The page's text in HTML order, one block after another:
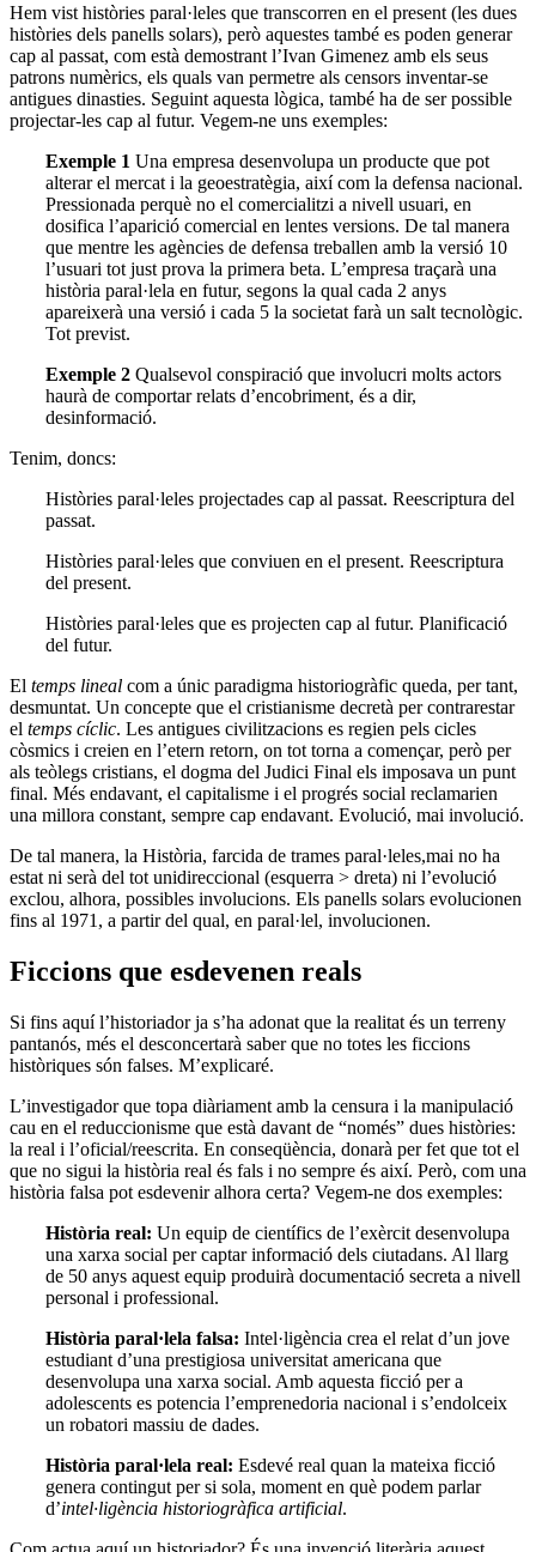
Hem vist històries paral·leles que transcorren en el present (les dues
històries dels panells solars), però aquestes també es poden generar
cap al passat, com està demostrant l’Ivan Gimenez amb els seus
patrons numèrics, els quals van permetre als censors inventar-se
antigues dinasties. Seguint aquesta lògica, també ha de ser possible
projectar-les cap al futur. Vegem-ne uns exemples:
Exemple 1 Una empresa desenvolupa un producte que pot
alterar el mercat i la geoestratègia, així com la defensa nacional.
Pressionada perquè no el comercialitzi a nivell usuari, en
dosifica l’aparició comercial en lentes versions. De tal manera
que mentre les agències de defensa treballen amb la versió 10
l’usuari tot just prova la primera beta. L’empresa traçarà una
història paral·lela en futur, segons la qual cada 2 anys
apareixerà una versió i cada 5 la societat farà un salt tecnològic.
Tot previst.
Exemple 2 Qualsevol conspiració que involucri molts actors
haurà de comportar relats d’encobriment, és a dir,
desinformació.
Tenim, doncs:
Històries paral·leles projectades cap al passat. Reescriptura del
passat.
Històries paral·leles que conviuen en el present. Reescriptura
del present.
Històries paral·leles que es projecten cap al futur. Planificació
del futur.
El temps lineal com a únic paradigma historiogràfic queda, per tant,
desmuntat. Un concepte que el cristianisme decretà per contrarestar
el temps cíclic. Les antigues civilitzacions es regien pels cicles
còsmics i creien en l’etern retorn, on tot torna a començar, però per
als teòlegs cristians, el dogma del Judici Final els imposava un punt
final. Més endavant, el capitalisme i el progrés social reclamarien
una millora constant, sempre cap endavant. Evolució, mai involució.
De tal manera, la Història, farcida de trames paral·leles,mai no ha
estat ni serà del tot unidireccional (esquerra > dreta) ni l’evolució
exclou, alhora, possibles involucions. Els panells solars evolucionen
fins al 1971, a partir del qual, en paral·lel, involucionen.
Ficcions que esdevenen reals
Si fins aquí l’historiador ja s’ha adonat que la realitat és un terreny
pantanós, més el desconcertarà saber que no totes les ficcions
històriques són falses. M’explicaré.
L’investigador que topa diàriament amb la censura i la manipulació
cau en el reduccionisme que està davant de “només” dues històries:
la real i l’oficial/reescrita. En conseqüència, donarà per fet que tot el
que no sigui la història real és fals i no sempre és així. Però, com una
història falsa pot esdevenir alhora certa? Vegem-ne dos exemples:
Història real: Un equip de científics de l’exèrcit desenvolupa
una xarxa social per captar informació dels ciutadans. Al llarg
de 50 anys aquest equip produirà documentació secreta a nivell
personal i professional.
Història paral·lela falsa: Intel·ligència crea el relat d’un jove
estudiant d’una prestigiosa universitat americana que
desenvolupa una xarxa social. Amb aquesta ficció per a
adolescents es potencia l’emprenedoria nacional i s’endolceix
un robatori massiu de dades.
Història paral·lela real: Esdevé real quan la mateixa ficció
genera contingut per si sola, moment en què podem parlar
d’intel·ligència historiogràfica artificial.